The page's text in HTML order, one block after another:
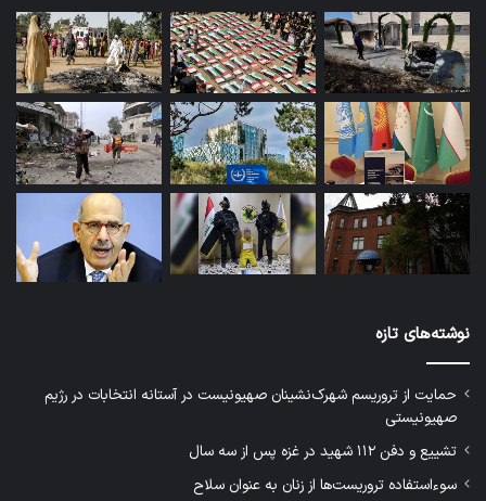
نوشته‌های تازه
حمایت از تروریسم شهرک‌نشینان صهیونیست در آستانه انتخابات در رژیم
صهیونیستی
تشییع و دفن ۱۱۲ شهید در غزه پس از سه سال
سوءاستفاده تروریست‌ها از زنان به عنوان سلاح